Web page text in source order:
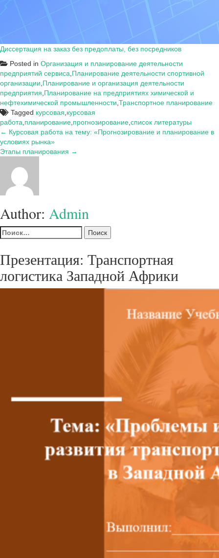
Диссертация на заказ без предоплаты, без посредников
Posted in Организация и планирование деятельности
предприятий сервиса Планирование деятельности спортивной
организации Планирование и организация деятельности
предприятия Планирование на предприятиях химической и
нефтехимической промышленности Транспортное планирование
Tagged курсовая курсовая
работа планирование прогнозирование список литературы
Навигация
по
записям
← Курсовая работа на тему: «Прогнозирование и планирование в
условиях рынка»
Этапы планирования →
Author: Admin
Найти:
Презентация: Транспортная
логистика Западной Африки